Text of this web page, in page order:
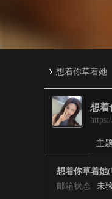
想着你草着她
›
想着
主题
想着你草着她
邮箱状态
未